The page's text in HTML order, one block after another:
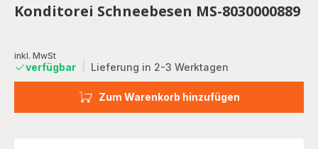
Konditorei Schneebesen MS-8030000889
inkl. MwSt
verfügbar Lieferung in 2-3 Werktagen
Zum Warenkorb hinzufügen